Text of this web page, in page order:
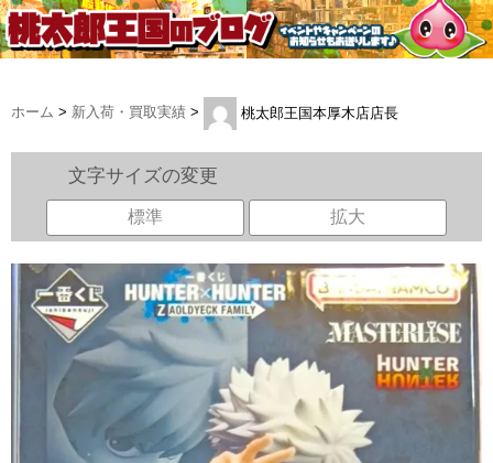
ホーム > 新入荷・買取実績 > 桃太郎王国本厚木店店長
文字サイズの変更
標準 拡大